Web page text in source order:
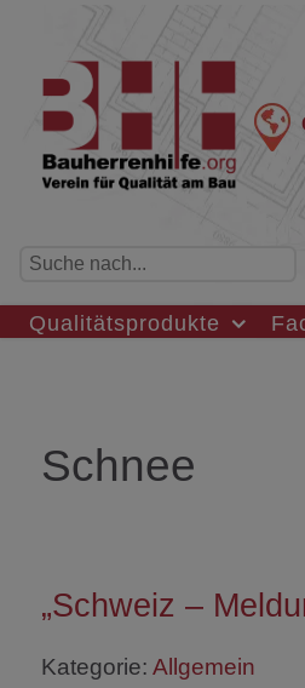
Qualitätsprodukte
Schnee
„Schweiz –
Kategorie: Allgemein